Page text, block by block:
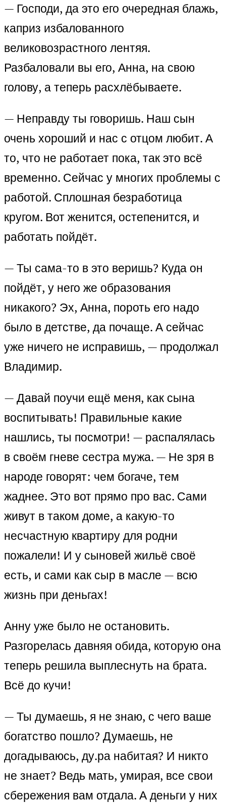
— Господи, да это его очередная блажь,
каприз избалованного
великовозрастного лентяя.
Разбаловали вы его, Анна, на свою
голову, а теперь расхлёбываете.
— Неправду ты говоришь. Наш сын
очень хороший и нас с отцом любит. А
то, что не работает пока, так это всё
временно. Сейчас у многих проблемы с
работой. Сплошная безработица
кругом. Вот женится, остепенится, и
работать пойдёт.
— Ты сама-то в это веришь? Куда он
пойдёт, у него же образования
никакого? Эх, Анна, пороть его надо
было в детстве, да почаще. А сейчас
уже ничего не исправишь, — продолжал
Владимир.
— Давай поучи ещё меня, как сына
воспитывать! Правильные какие
нашлись, ты посмотри! — распалялась
в своём гневе сестра мужа. — Не зря в
народе говорят: чем богаче, тем
жаднее. Это вот прямо про вас. Сами
живут в таком доме, а какую-то
несчастную квартиру для родни
пожалели! И у сыновей жильё своё
есть, и сами как сыр в масле — всю
жизнь при деньгах!
Анну уже было не остановить.
Разгорелась давняя обида, которую она
теперь решила выплеснуть на брата.
Всё до кучи!
— Ты думаешь, я не знаю, с чего ваше
богатство пошло? Думаешь, не
догадываюсь, ду.ра набитая? И никто
не знает? Ведь мать, умирая, все свои
сбережения вам отдала. А деньги у них